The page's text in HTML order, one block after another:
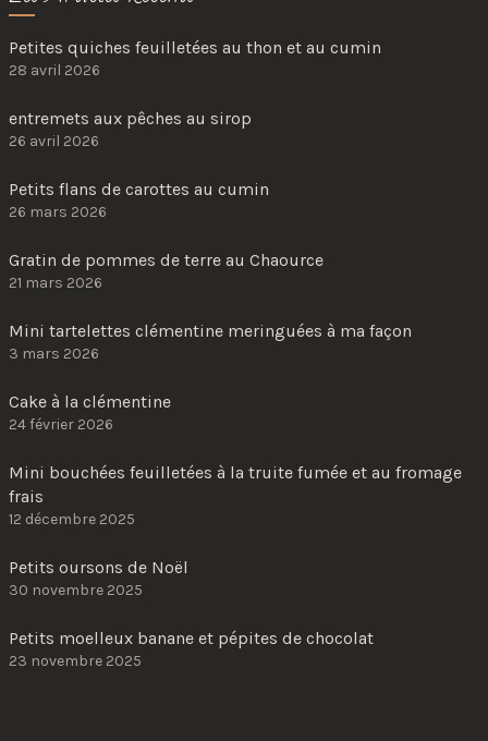
Petites quiches feuilletées au thon et au cumin
28 avril 2026
entremets aux pêches au sirop
26 avril 2026
Petits flans de carottes au cumin
26 mars 2026
Gratin de pommes de terre au Chaource
21 mars 2026
Mini tartelettes clémentine meringuées à ma façon
3 mars 2026
Cake à la clémentine
24 février 2026
Mini bouchées feuilletées à la truite fumée et au fromage
frais
12 décembre 2025
Petits oursons de Noël
30 novembre 2025
Petits moelleux banane et pépites de chocolat
23 novembre 2025